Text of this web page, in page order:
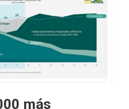
más